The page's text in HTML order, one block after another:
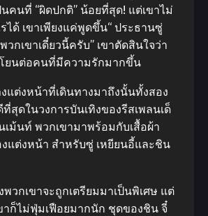
คนที่ “ผิดปกติ” น้อยที่สุด! แต่เขาไม่
ได้ เขาเพียงแค่พูดขึ้น“ ประธานซู่
วกเขาเดี๋ยวนี้ครับ” เขาตัดสินใจว่า
ยนต่อคนที่มีความรักมากขึ้น
แต่งหน้าที่เดินทางมาถึงนั้นทั้งสอง
สุดในวงการบันเทิงของรีสเพลนเด็
เม้นท์ พวกเขามาพร้อมกับเสื้อผ้า
แต่งหน้า สำหรับซู่ เหยียนอี้และชิน
พวกเขาจะถูกเตรียมมาเป็นพิเศษ แต่
าก็ไม่ฟุ่มเฟือยมากนัก ชุดของชิน จี๋